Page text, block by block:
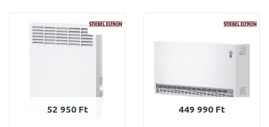
Összehasonlítás Összehasonlítás
52 950 Ft 449 990 Ft